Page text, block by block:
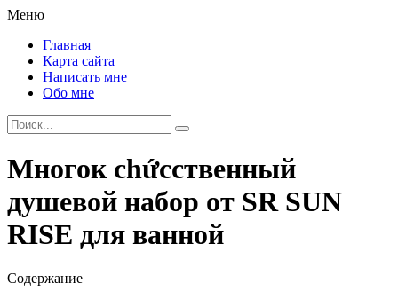
Меню
Главная
Карта сайта
Написать мне
Обо мне
Многок chứcственный
душевой набор от SR SUN
RISE для ванной
Содержание